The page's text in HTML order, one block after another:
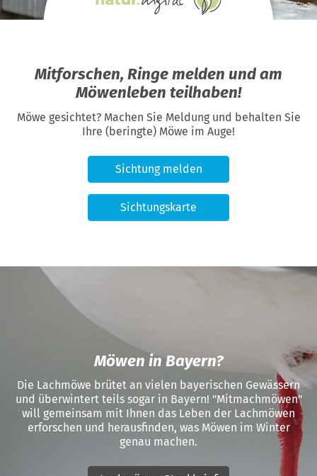
Mitforschen, Ringe melden und am
Möwenleben teilhaben!
Möwe gesichtet? Machen Sie Meldung und behalten Sie
Ihre (beringte) Möwe im Auge!
Sichtung melden
Sichtungskarte
Möwen in Bayern?
Die Lachmöwe brütet an vielen bayerischen Gewässern
und überwintert teils sogar in Bayern! "Mitmachmöwen"
will gemeinsam mit Ihnen das Leben der Lachmöwen
erforschen und herausfinden, was Möwen im Winter
genau machen.